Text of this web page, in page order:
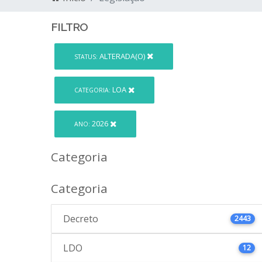
FILTRO
STATUS: ALTERADA(O)
CATEGORIA: LOA
ANO: 2026
Categoria
Categoria
Decreto 2443
LDO 12